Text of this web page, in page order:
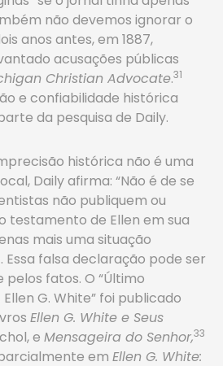
não devemos ignorar o
anos antes, em 1887,
acusações públicas
Christian Advocate.31
e confiabilidade histórica
da pesquisa de Daily.
histórica não é uma
Daily afirma: “Não é de se
não publiquem ou
testamento de Ellen em sua
mais uma situação
falsa declaração pode ser
fatos. O “Último
G. White” foi publicado
Ellen G. White e Seus
e Mensageira do Senhor,33
parcialmente em Ellen G. White: